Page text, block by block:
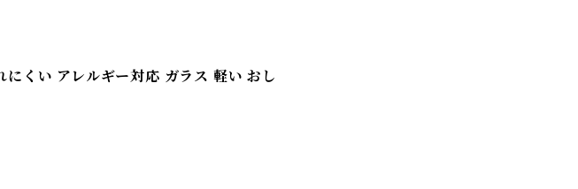
くい アレルギー対応 ガラス 軽い おし